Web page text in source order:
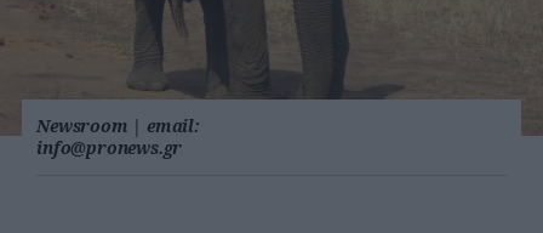
Newsroom | email:
info@pronews.gr